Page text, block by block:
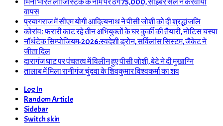
मिनी भारत लॉजिस्टिक के नाम पर ठगे 75,000, साइबर सेल ने करवाया
वापस
प्रयागराज में सीएम योगी आदित्यनाथ ने पीसी जोशी को दी श्रद्धांजलि
कोरांवः फरारी काट रहे तीन अभियुक्तों के घर कुर्की की तैयारी, नोटिस चस्पा
नॉर्थटेक सिम्पोजियम-2026:स्वदेशी ड्रोन, सर्विलांस सिस्टम, जैकेट ने
जीता दिल
दारागंज घाट पर पंचतत्व में विलीन हुए पीसी जोशी, बेटे ने दी मुखाग्नि
तालाब में मिला रानीगंज चुंदवा के शिवकुमार विश्वकर्मा का शव
Log In
Random Article
Sidebar
Switch skin